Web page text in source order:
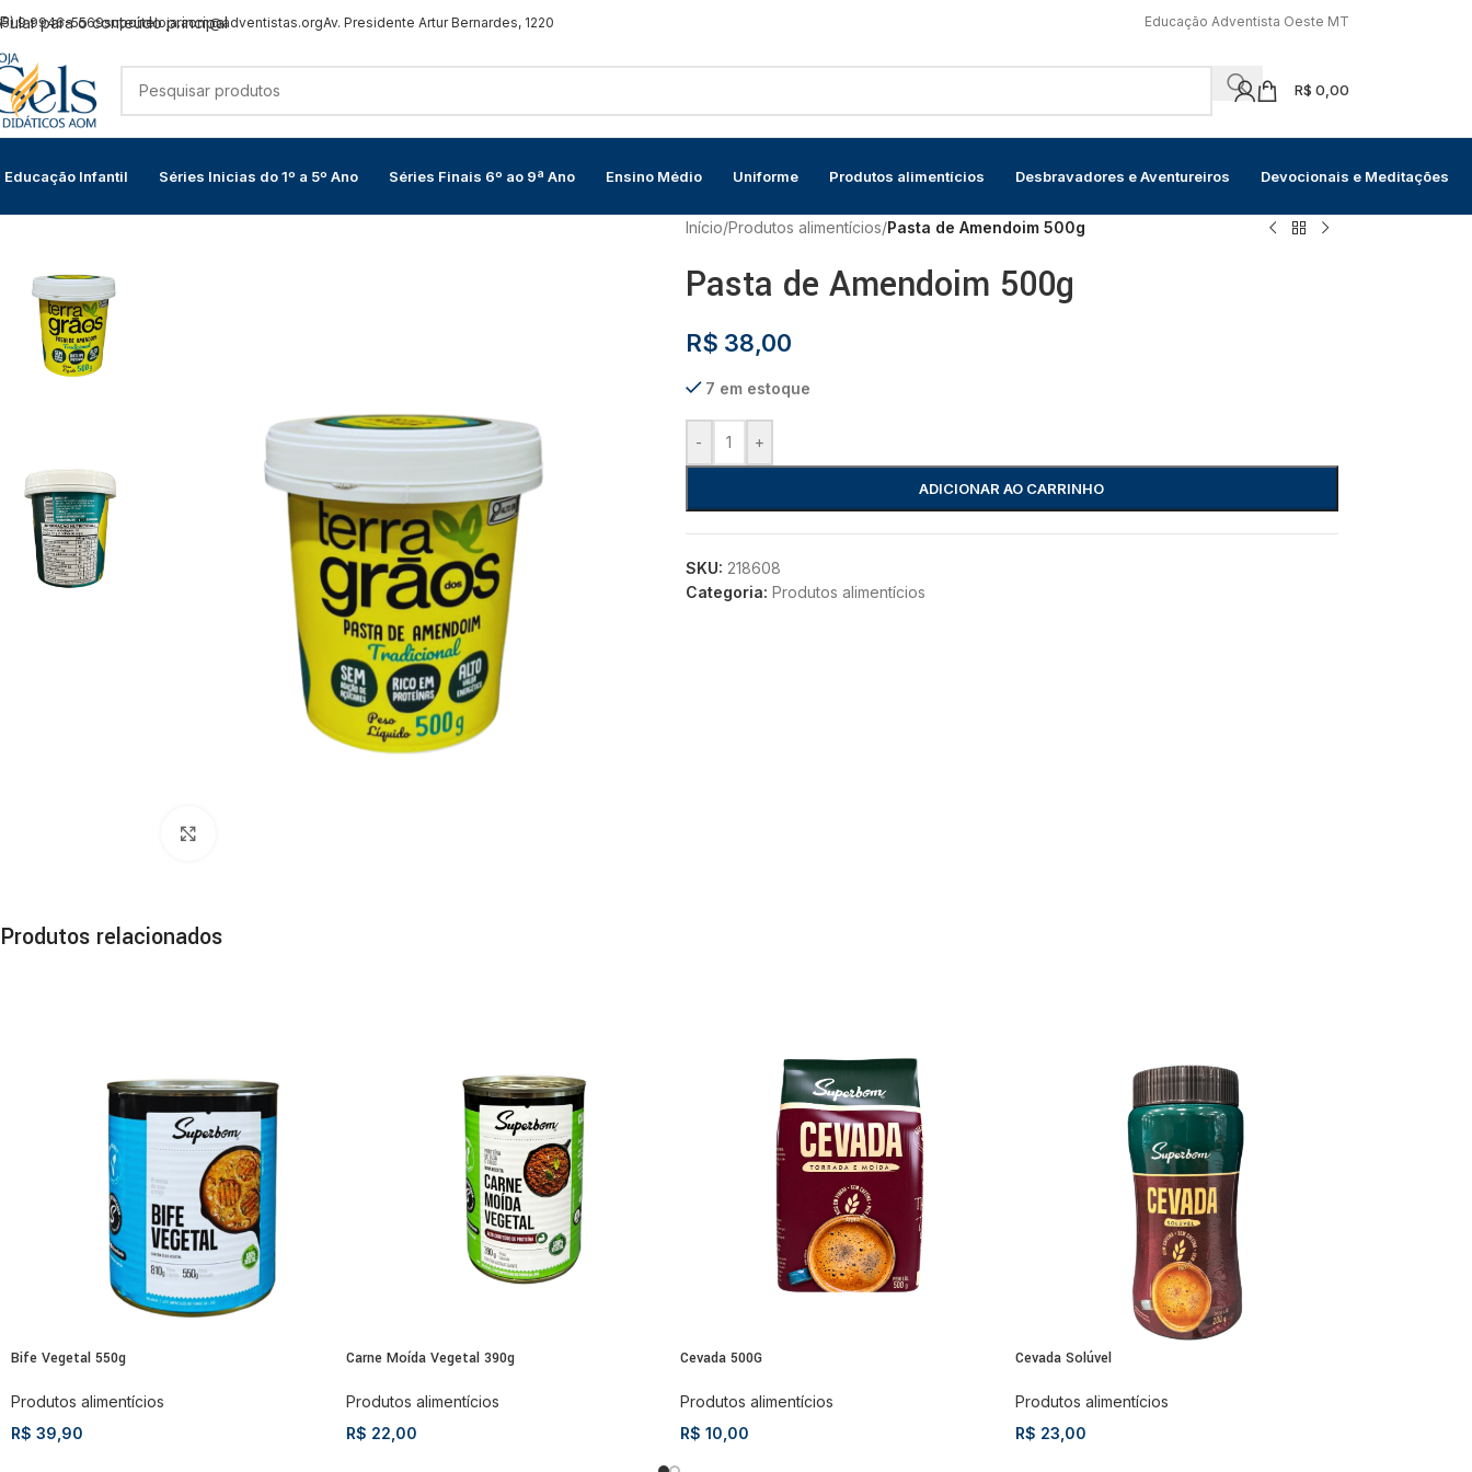
Pular para o conteúdo principal
9 9946-5569suporteloja.aom@adventistas.orgAv. Presidente Artur Bernardes, 1220 Educação Adventista Oeste MT
R$ 0,00
Educação Infantil Séries Inicias do 1º a 5º Ano Séries Finais 6º ao 9ª Ano Ensino Médio Uniforme Produtos alimentícios Desbravadores e Aventureiros Devocionais e Meditações
Início/Produtos alimentícios/Pasta de Amendoim 500g
Pasta de Amendoim 500g
R$ 38,00
7 em estoque
- +
ADICIONAR AO CARRINHO
SKU: 218608
Categoria: Produtos alimentícios
Produtos relacionados
Bife Vegetal 550g
Produtos alimentícios
R$ 39,90
Carne Moída Vegetal 390g
Produtos alimentícios
R$ 22,00
Cevada 500G
Produtos alimentícios
R$ 10,00
Cevada Solúvel
Produtos alimentícios
R$ 23,00